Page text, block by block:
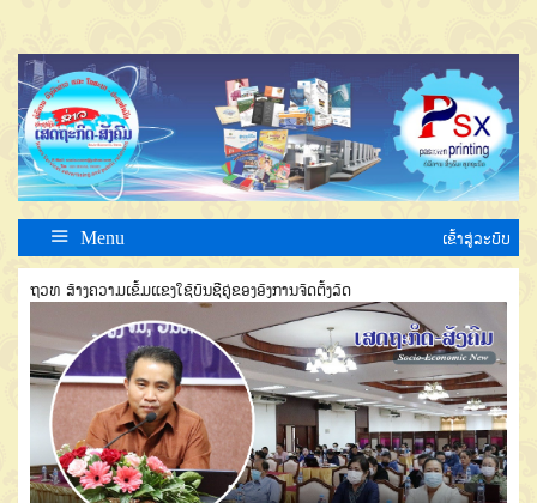
Menu ເຂົ້າສູ່ລະບົບ
ຖວທ ສ້າງຄວາມເຂັ້ມແຂງໃຊ້ບັນຊີຄູ່ຂອງອົງການຈັດຕັ້ງລັດ